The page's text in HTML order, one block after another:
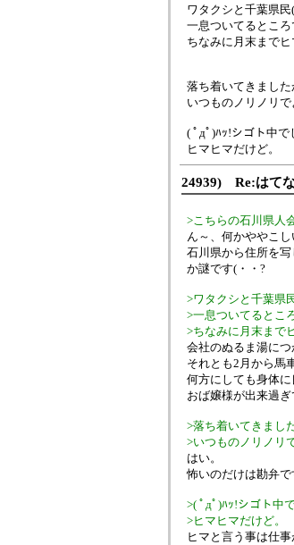
ワタクシと千葉県
一息ついてるところ
ちなみに月末まで
落ち着いてきました
いつものノリノリで
( ﾟдﾟ)ﾊｯ!シゴト中で
ヒマヒマだけど。
24939) Re:はて
>こちらの石川県人
ん～、何かややこし
石川県から住所を
か謎です(・・?
>ワタクシと千葉県
>一息ついてるとこ
>ちなみに月末まで
会社のぬるま湯につ
それとも2月から馬
何方にしても身体に
おば嬢様が出来過
>落ち着いてきまし
>いつものノリノリ
はい。
怖いのだけは勘弁で
>( ﾟдﾟ)ﾊｯ!シゴト中
>ヒマヒマだけど。
ヒマと言う事は仕